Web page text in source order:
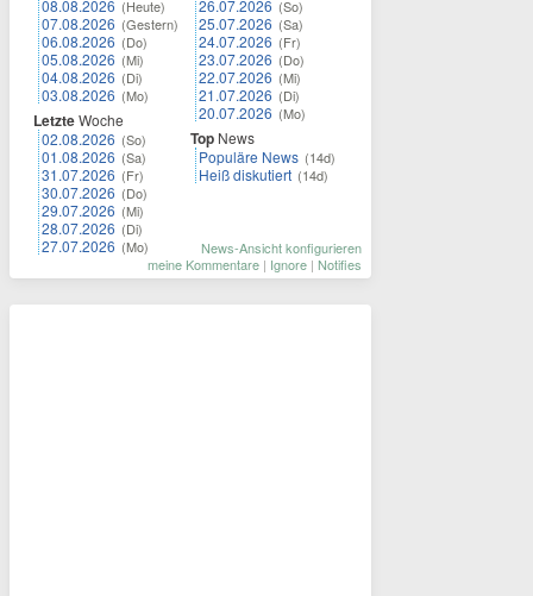
08.08.2026 (Heute)
07.08.2026 (Gestern)
06.08.2026 (Do)
05.08.2026 (Mi)
04.08.2026 (Di)
03.08.2026 (Mo)
LetzteWoche
02.08.2026 (So)
01.08.2026 (Sa)
31.07.2026 (Fr)
30.07.2026 (Do)
29.07.2026 (Mi)
28.07.2026 (Di)
27.07.2026 (Mo)
26.07.2026 (So)
25.07.2026 (Sa)
24.07.2026 (Fr)
23.07.2026 (Do)
22.07.2026 (Mi)
21.07.2026 (Di)
20.07.2026 (Mo)
Top News
Populäre News (14d)
Heiß diskutiert (14d)
News-Ansicht konfigurieren
meine Kommentare | Ignore | Notifies